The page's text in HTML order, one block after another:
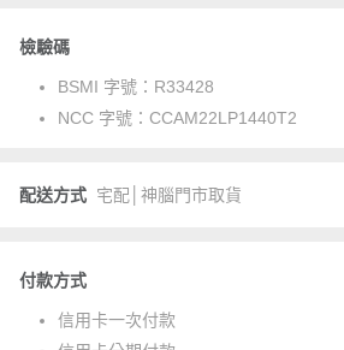
檢驗碼
BSMI 字號： R33428
NCC 字號： CCAM22LP1440T2
配送方式 宅配│神腦門市取貨
付款方式
信用卡一次付款